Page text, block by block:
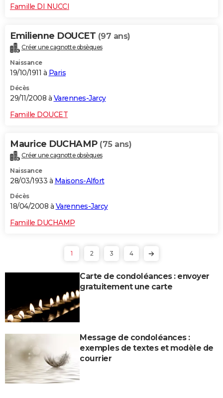
Famille DI NUCCI
Emilienne DOUCET (97 ans)
Créer une cagnotte obsèques
Naissance
19/10/1911 à Paris
Décès
29/11/2008 à Varennes-Jarcy
Famille DOUCET
Maurice DUCHAMP (75 ans)
Créer une cagnotte obsèques
Naissance
28/03/1933 à Maisons-Alfort
Décès
18/04/2008 à Varennes-Jarcy
Famille DUCHAMP
1 2 3 4
Carte de condoléances : envoyer
gratuitement une carte
Message de condoléances :
exemples de textes et modèle de
courrier